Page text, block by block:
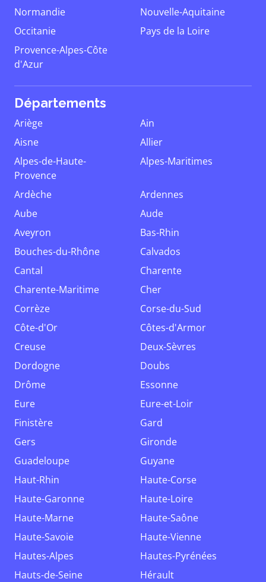
Normandie
Nouvelle-Aquitaine
Occitanie
Pays de la Loire
Provence-Alpes-Côte
d'Azur
Départements
Ariège
Ain
Aisne
Allier
Alpes-de-Haute-
Provence
Alpes-Maritimes
Ardèche
Ardennes
Aube
Aude
Aveyron
Bas-Rhin
Bouches-du-Rhône
Calvados
Cantal
Charente
Charente-Maritime
Cher
Corrèze
Corse-du-Sud
Côte-d'Or
Côtes-d'Armor
Creuse
Deux-Sèvres
Dordogne
Doubs
Drôme
Essonne
Eure
Eure-et-Loir
Finistère
Gard
Gers
Gironde
Guadeloupe
Guyane
Haut-Rhin
Haute-Corse
Haute-Garonne
Haute-Loire
Haute-Marne
Haute-Saône
Haute-Savoie
Haute-Vienne
Hautes-Alpes
Hautes-Pyrénées
Hauts-de-Seine
Hérault